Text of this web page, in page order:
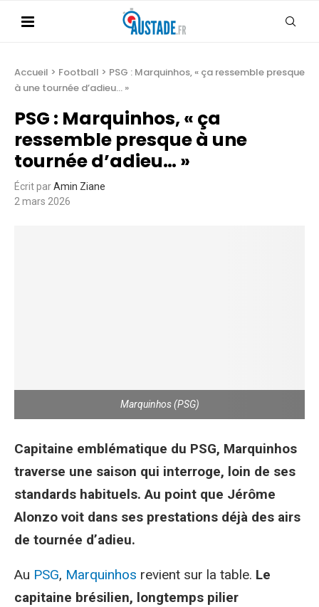
Accueil > Football > PSG : Marquinhos, « ça ressemble presque
à une tournée d’adieu… »
PSG : Marquinhos, « ça
ressemble presque à une
tournée d’adieu… »
Écrit parAmin Ziane
2 mars 2026
Marquinhos (PSG)
Capitaine emblématique du PSG, Marquinhos
traverse une saison qui interroge, loin de ses
standards habituels. Au point que Jérôme
Alonzo voit dans ses prestations déjà des airs
de tournée d’adieu.
Au PSG, Marquinhos revient sur la table. Le
capitaine brésilien, longtemps pilier